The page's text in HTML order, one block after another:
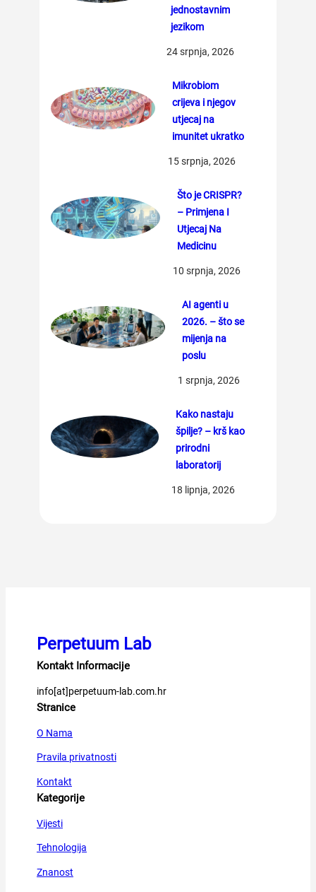
jednostavnim
jezikom
24 srpnja, 2026
Mikrobiom
crijeva i njegov
utjecaj na
imunitet ukratko
15 srpnja, 2026
Što je CRISPR?
– Primjena I
Utjecaj Na
Medicinu
10 srpnja, 2026
AI agenti u
2026. – što se
mijenja na
poslu
1 srpnja, 2026
Kako nastaju
špilje? – krš kao
prirodni
laboratorij
18 lipnja, 2026
Perpetuum Lab
Kontakt Informacije
info[at]perpetuum-lab.com.hr
Stranice
O Nama
Pravila privatnosti
Kontakt
Kategorije
Vijesti
Tehnologija
Znanost